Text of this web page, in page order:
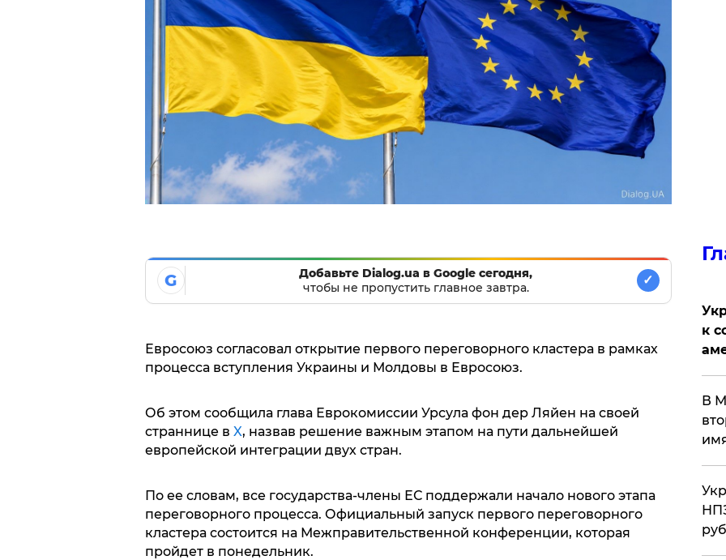
G
Добавьте Dialog.ua в Google сегодня,
чтобы не пропустить главное завтра.
✓
Евросоюз согласовал открытие первого переговорного кластера в рамках
процесса вступления Украины и Молдовы в Евросоюз.
Об этом сообщила глава Еврокомиссии Урсула фон дер Ляйен на своей
страннице в X, назвав решение важным этапом на пути дальнейшей
европейской интеграции двух стран.
По ее словам, все государства-члены ЕС поддержали начало нового этапа
переговорного процесса. Официальный запуск первого переговорного
кластера состоится на Межправительственной конференции, которая
пройдет в понедельник.
к
В